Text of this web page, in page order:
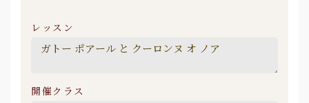
レッスン
開催クラス